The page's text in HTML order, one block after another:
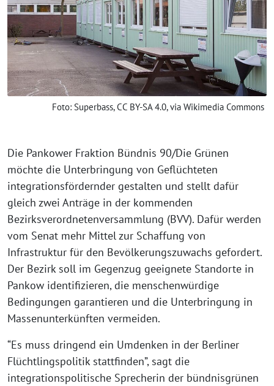
Foto: Superbass, CC BY-SA 4.0, via Wikimedia Commons
Die Pankower Fraktion Bündnis 90/Die Grünen
möchte die Unterbringung von Geflüchteten
integrationsfördernder gestalten und stellt dafür
gleich zwei Anträge in der kommenden
Bezirksverordnetenversammlung (BVV). Dafür werden
vom Senat mehr Mittel zur Schaffung von
Infrastruktur für den Bevölkerungszuwachs gefordert.
Der Bezirk soll im Gegenzug geeignete Standorte in
Pankow identifizieren, die menschenwürdige
Bedingungen garantieren und die Unterbringung in
Massenunterkünften vermeiden.
“Es muss dringend ein Umdenken in der Berliner
Flüchtlingspolitik stattfinden”, sagt die
integrationspolitische Sprecherin der bündnisgrünen